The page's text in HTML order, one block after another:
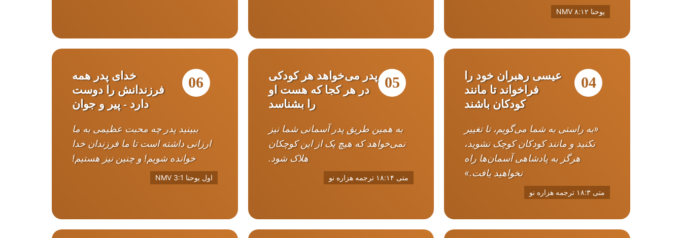
یوحنا ۸:۱۲ NMV
04
عیسی رهبران خود را
فراخواند تا مانند
کودکان باشند
«به راستی به شما می‌گویم، تا تغییر
نکنید و مانند کودکان کوچک نشوید،
هرگز به پادشاهی آسمان‌ها راه
نخواهید یافت.»
متی ۱۸:۳ ترجمه هزاره نو
05
پدر می‌خواهد هر کودکی
در هر کجا که هست او
را بشناسد
به همین طریق پدر آسمانی شما نیز
نمی‌خواهد که هیچ یک از این کوچکان
هلاک شود.
متی ۱۸:۱۴ ترجمه هزاره نو
06
خدای پدر همه
فرزندانش را دوست
دارد - پیر و جوان
ببینید پدر چه محبت عظیمی به ما
ارزانی داشته است تا ما فرزندان خدا
خوانده شویم! و چنین نیز هستیم!
اول یوحنا 3:1 NMV